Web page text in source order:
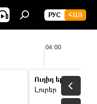
РУС ՀԱՅ
04:00
Ուղիղ եթեր
Լուրեր